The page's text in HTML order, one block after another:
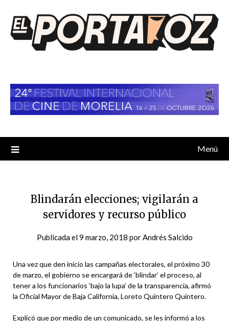
contenido
Menú
Blindarán elecciones; vigilarán a
servidores y recurso público
Publicada el9 marzo, 2018 porAndrés Salcido
Una vez que den inicio las campañas electorales, el próximo 30
de marzo, el gobierno se encargará de ‘blindar’ el proceso, al
tener a los funcionarios ‘bajo la lupa’ de la transparencia, afirmó
la Oficial Mayor de Baja California, Loreto Quintero Quintero.
Explicó que por medio de un comunicado, se les informó a los